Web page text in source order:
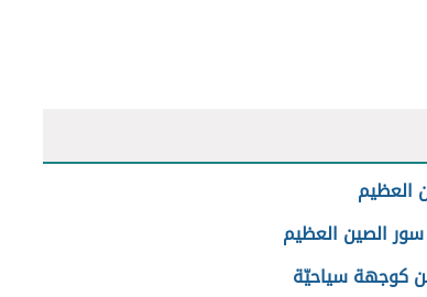
العظيم
الصين العظيم
كوجهة سياحيّة